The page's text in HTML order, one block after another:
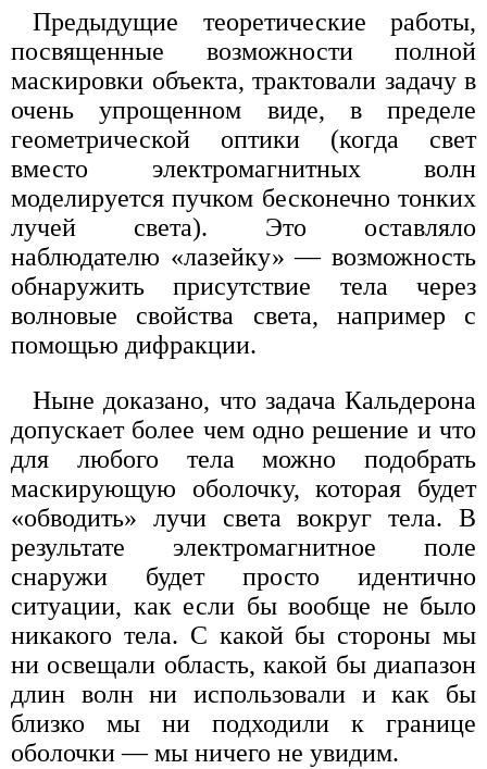
Предыдущие теоретические работы,
посвященные возможности полной
маскировки объекта, трактовали задачу в
очень упрощенном виде, в пределе
геометрической оптики (когда свет
вместо электромагнитных волн
моделируется пучком бесконечно тонких
лучей света). Это оставляло
наблюдателю «лазейку» — возможность
обнаружить присутствие тела через
волновые свойства света, например с
помощью дифракции.
Ныне доказано, что задача Кальдерона
допускает более чем одно решение и что
для любого тела можно подобрать
маскирующую оболочку, которая будет
«обводить» лучи света вокруг тела. В
результате электромагнитное поле
снаружи будет просто идентично
ситуации, как если бы вообще не было
никакого тела. С какой бы стороны мы
ни освещали область, какой бы диапазон
длин волн ни использовали и как бы
близко мы ни подходили к границе
оболочки — мы ничего не увидим.